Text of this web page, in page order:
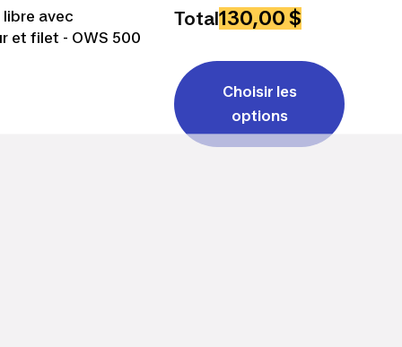
libre avec
et filet - OWS 500
Total130,00 $
Choisir les
options